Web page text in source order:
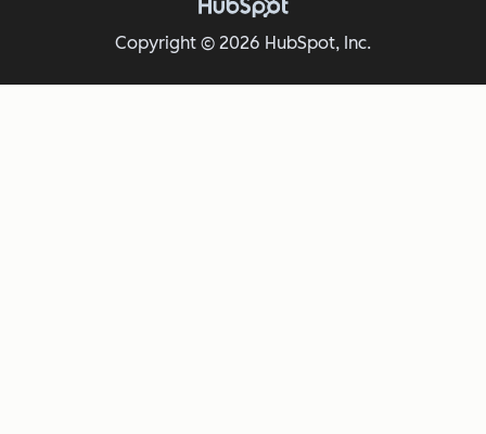
Copyright © 2026 HubSpot, Inc.